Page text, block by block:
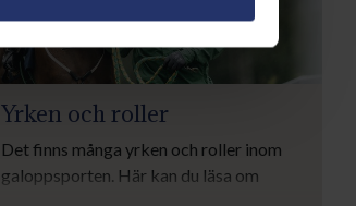
Yrken och roller
Det finns många yrken och roller inom
galoppsporten. Här kan du läsa om